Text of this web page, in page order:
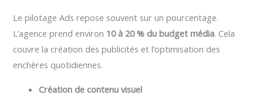
Le pilotage Ads repose souvent sur un pourcentage.
L’agence prend environ 10 à 20 % du budget média. Cela
couvre la création des publicités et l’optimisation des
enchères quotidiennes.
Création de contenu visuel